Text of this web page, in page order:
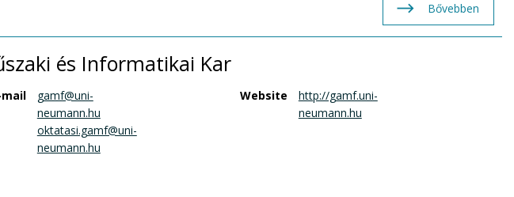
Bővebben
és Informatikai Kar
mail
gamf@uni-
neumann.hu
oktatasi.gamf@uni-
neumann.hu
Website
http://gamf.uni-
neumann.hu